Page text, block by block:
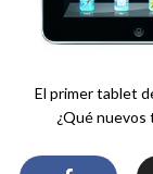
El primer tablet
¿Qué nuevos